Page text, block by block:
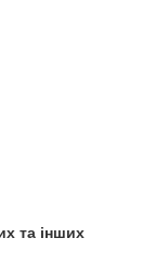
та інших